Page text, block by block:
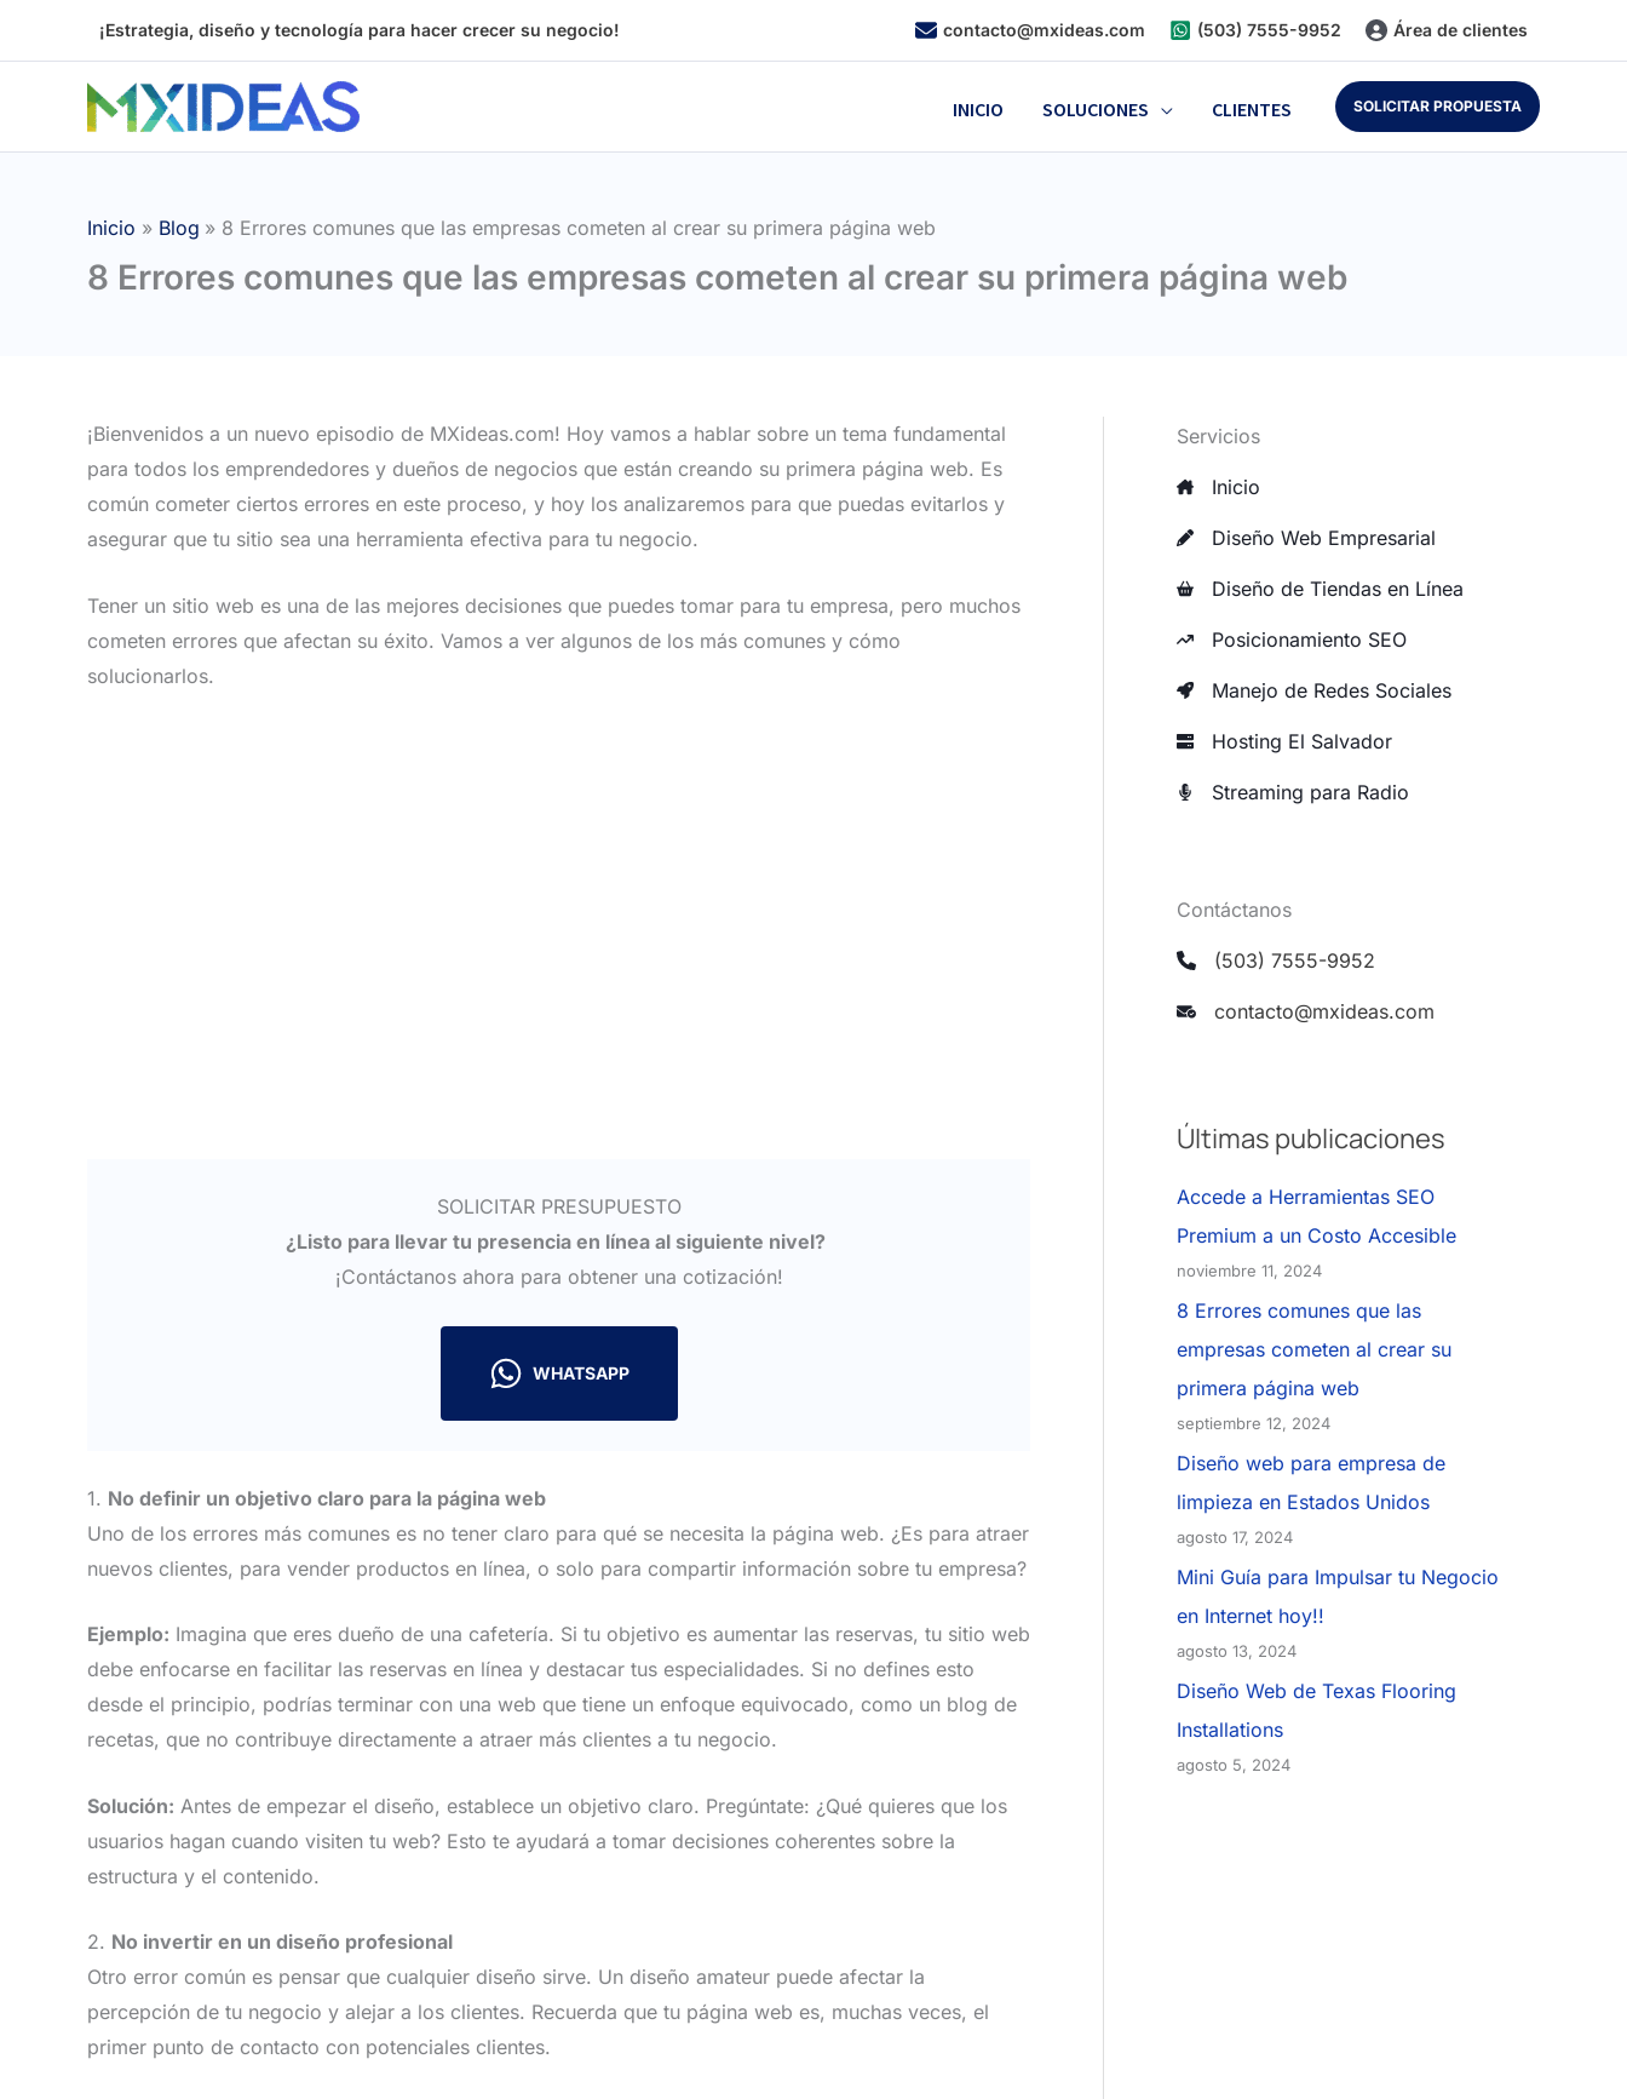
contenido
¡Estrategia, diseño y tecnología para hacer crecer su negocio! contacto@mxideas.com (503) 7555-9952 Área de clientes
INICIO SOLUCIONES CLIENTES SOLICITAR PROPUESTA
Inicio Blog 8 Errores comunes que las empresas cometen al crear su primera página web
8 Errores comunes que las empresas cometen al crear su primera página web
¡Bienvenidos a un nuevo episodio de MXideas.com! Hoy vamos a hablar sobre un tema fundamental
para todos los emprendedores y dueños de negocios que están creando su primera página web. Es
común cometer ciertos errores en este proceso, y hoy los analizaremos para que puedas evitarlos y
asegurar que tu sitio sea una herramienta efectiva para tu negocio.
Tener un sitio web es una de las mejores decisiones que puedes tomar para tu empresa, pero muchos
cometen errores que afectan su éxito. Vamos a ver algunos de los más comunes y cómo
solucionarlos.
SOLICITAR PRESUPUESTO
¿Listo para llevar tu presencia en línea al siguiente nivel?
¡Contáctanos ahora para obtener una cotización!
WHATSAPP
1. No definir un objetivo claro para la página web
Uno de los errores más comunes es no tener claro para qué se necesita la página web. ¿Es para atraer
nuevos clientes, para vender productos en línea, o solo para compartir información sobre tu empresa?
Ejemplo: Imagina que eres dueño de una cafetería. Si tu objetivo es aumentar las reservas, tu sitio web
debe enfocarse en facilitar las reservas en línea y destacar tus especialidades. Si no defines esto
desde el principio, podrías terminar con una web que tiene un enfoque equivocado, como un blog de
recetas, que no contribuye directamente a atraer más clientes a tu negocio.
Solución: Antes de empezar el diseño, establece un objetivo claro. Pregúntate: ¿Qué quieres que los
usuarios hagan cuando visiten tu web? Esto te ayudará a tomar decisiones coherentes sobre la
estructura y el contenido.
2. No invertir en un diseño profesional
Otro error común es pensar que cualquier diseño sirve. Un diseño amateur puede afectar la
percepción de tu negocio y alejar a los clientes. Recuerda que tu página web es, muchas veces, el
primer punto de contacto con potenciales clientes.
Servicios
Inicio
Diseño Web Empresarial
Diseño de Tiendas en Línea
Posicionamiento SEO
Manejo de Redes Sociales
Hosting El Salvador
Streaming para Radio
Contáctanos
(503) 7555-9952
contacto@mxideas.com
Últimas publicaciones
Accede a Herramientas SEO
Premium a un Costo Accesible
noviembre 11, 2024
8 Errores comunes que las
empresas cometen al crear su
primera página web
septiembre 12, 2024
Diseño web para empresa de
limpieza en Estados Unidos
agosto 17, 2024
Mini Guía para Impulsar tu Negocio
en Internet hoy!!
agosto 13, 2024
Diseño Web de Texas Flooring
Installations
agosto 5, 2024